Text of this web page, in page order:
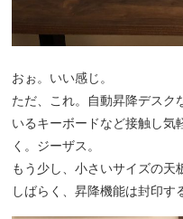
おぉ。いい感じ。
ただ、これ。自動昇降デスク
いるキーボードなど接触し気
く。ジーザス。
もう少し、小さいサイズの天
しばらく、昇降機能は封印す